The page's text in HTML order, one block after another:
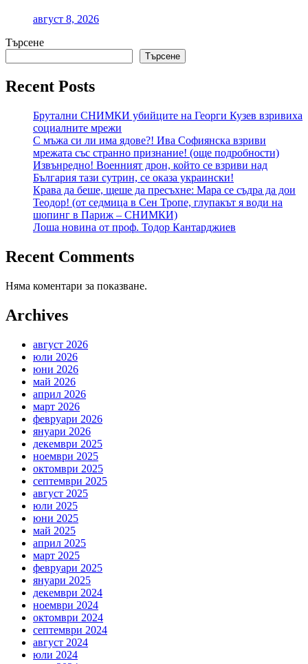
август 8, 2026
Търсене
Търсене
Recent Posts
Брутални СНИМКИ убийците на Георги Кузев взривиха
социалните мрежи
С мъжа си ли има ядове?! Ива Софиянска взриви
мрежата със странно признание! (още подробности)
Извънредно! Военният дрон, който се взриви над
България тази сутрин, се оказа украински!
Крава да беше, щеше да пресъхне: Мара се съдра да дои
Теодор! (от седмица в Сен Тропе, глупакът я води на
шопинг в Париж – СНИМКИ)
Лоша новина от проф. Тодор Кантарджиев
Recent Comments
Няма коментари за показване.
Archives
август 2026
юли 2026
юни 2026
май 2026
април 2026
март 2026
февруари 2026
януари 2026
декември 2025
ноември 2025
октомври 2025
септември 2025
август 2025
юли 2025
юни 2025
май 2025
април 2025
март 2025
февруари 2025
януари 2025
декември 2024
ноември 2024
октомври 2024
септември 2024
август 2024
юли 2024